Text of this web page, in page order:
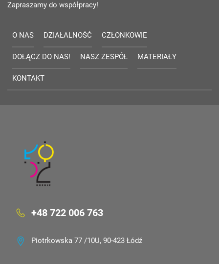
Zapraszamy do współpracy!
O NAS DZIAŁALNOŚĆ CZŁONKOWIE
DOŁĄCZ DO NAS! NASZ ZESPÓŁ MATERIAŁY
KONTAKT
+48 722 006 763
Piotrkowska 77 /10U, 90-423 Łódź